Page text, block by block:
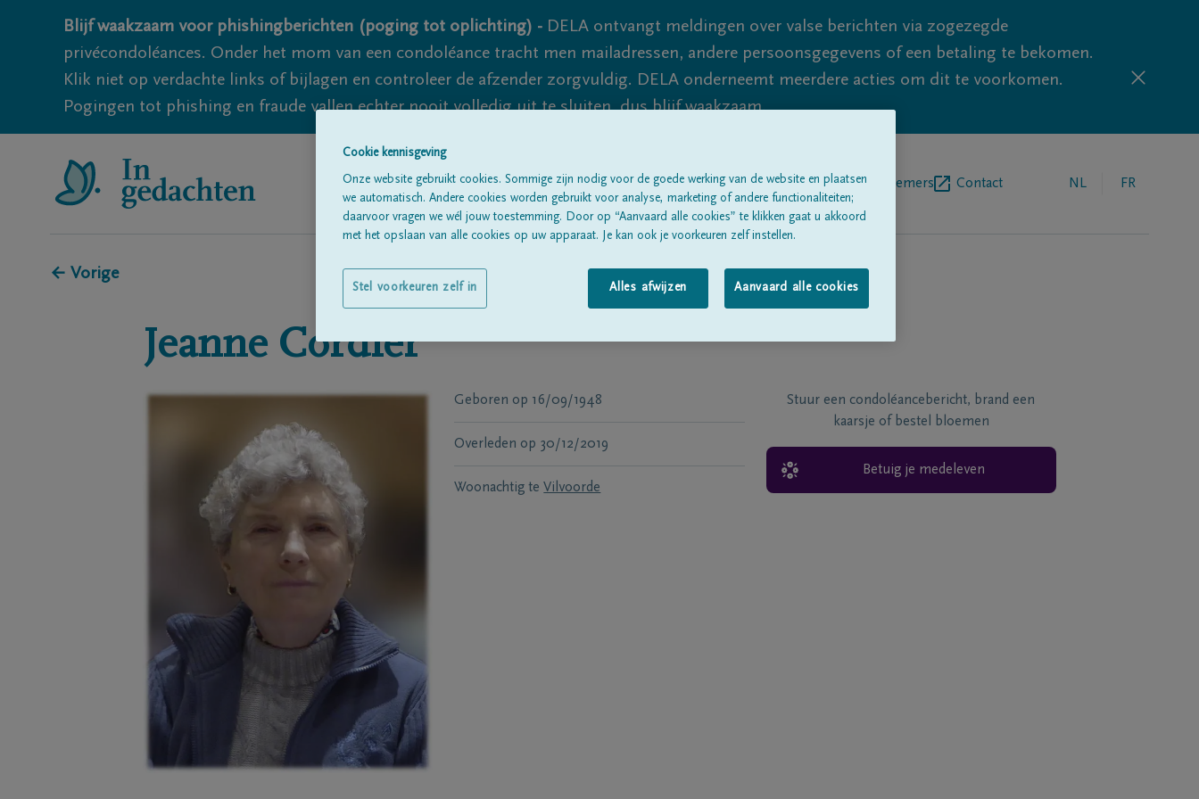
Blijf waakzaam voor phishingberichten (poging tot oplichting) - DELA ontvangt meldingen over valse berichten via zogezegde
privécondoléances. Onder het mom van een condoléance tracht men mailadressen, andere persoonsgegevens of een betaling te bekomen.
Klik niet op verdachte links of bijlagen en controleer de afzender zorgvuldig. DELA onderneemt meerdere acties om dit te voorkomen.
Pogingen tot phishing en fraude vallen echter nooit volledig uit te sluiten, dus blijf waakzaam.
Alle rouwberichtenOver onsBegrafenisondernemers Contact NL FR
← Vorige
Jeanne Cordier
Geboren op 16/09/1948
Overleden op 30/12/2019
Woonachtig te Vilvoorde
Stuur een condoléancebericht, brand een
kaarsje of bestel bloemen
Betuig je medeleven
Cookie kennisgeving
Onze website gebruikt cookies. Sommige zijn nodig voor de goede werking van de website en plaatsen
we automatisch. Andere cookies worden gebruikt voor analyse, marketing of andere functionaliteiten;
daarvoor vragen we wél jouw toestemming. Door op “Aanvaard alle cookies” te klikken gaat u akkoord
met het opslaan van alle cookies op uw apparaat. Je kan ook je voorkeuren zelf instellen.
Alles afwijzen Aanvaard alle cookies
Stel voorkeuren zelf in